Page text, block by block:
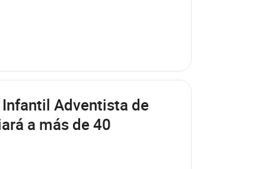
Adventista de
a más de 40